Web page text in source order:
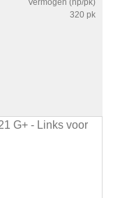
Vermogen (hp/pk)
320 pk